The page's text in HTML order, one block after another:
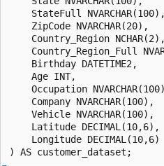
StateFull
    ZipCode NVARCHAR(20),
Country_Region
Country_Region_Full
    Birthday DATETIME2,
    Age INT,
Occupation
    Company NVARCHAR(100),
    Vehicle NVARCHAR(100),
Latitude
Longitude